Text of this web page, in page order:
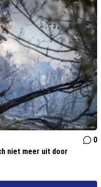
0
niet meer uit door